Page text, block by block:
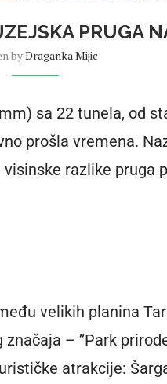
PRUGA
byDraganka Mijic
sa 22 tunela, od
prošla vremena.
razlike pruga
velikih planina
– ’’Park
atrakcije: